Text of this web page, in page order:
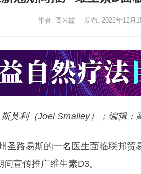
作者: 高来益 发布: 2022年12月
斯莫利（Joel Smalley）；编辑：
圣路易斯的一名医生面临联邦贸
间宣传推广维生素D3。